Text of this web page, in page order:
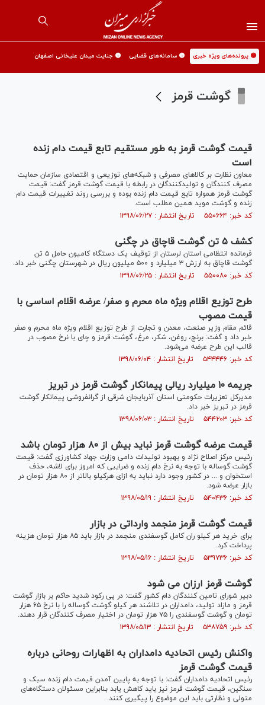
🟡 پرونده‌های ویژه خبری 🟡 سامانه‌های قضایی 🟡 جنایت میدان علیخانی اصفهان
گوشت قرمز
قیمت گوشت قرمز به طور مستقیم تابع قیمت دام زنده
است
معاون نظارت بر کالا‌های مصرفی و شبکه‌های توزیعی و اقتصادی سازمان حمایت
مصرف کنندگان و تولیدکنندگان در رابطه با قیمت گوشت قرمز گفت: قیمت
گوشت قرمز همواره تابع قیمت دام زنده بوده و بررسی روند تغییرات قیمت دام
زنده و گوشت موید همین مطلب است.
کد خبر: ۵۵۰۶۶۴ تاریخ انتشار : ۱۳۹۸/۰۶/۲۷
کشف ۵ تن گوشت قاچاق در چگنی
فرمانده انتظامی استان لرستان از توقیف یک دستگاه کامیون حامل ۵ تن
گوشت قاچاق به ارزش ۳ میلیارد و ۵۰۰ میلیون ریال در شهرستان چگنی خبر داد.
کد خبر: ۵۵۰۰۸۰ تاریخ انتشار : ۱۳۹۸/۰۶/۲۵
طرح توزیع اقلام ویژه ماه محرم و صفر/ عرضه اقلام اساسی با
قیمت مصوب
قائم مقام وزیر صنعت، معدن و تجارت از طرح توزیع اقلام ویژه ماه محرم و صفر
خبر داد و گفت: برنج، روغن، شکر، مرغ، گوشت قرمز و چای با نرخ مصوب در
قالب این طرح عرضه می‌شود.
کد خبر: ۵۴۴۴۴۶ تاریخ انتشار : ۱۳۹۸/۰۶/۰۴
جریمه ۱۰ میلیارد ریالی پیمانکار گوشت قرمز در تبریز
مدیرکل تعزیرات حکومتی استان آذربایجان شرقی از گرانفروشی پیمانکار گوشت
قرمز در تبریز خبر داد.
کد خبر: ۵۴۴۲۰۳ تاریخ انتشار : ۱۳۹۸/۰۶/۰۳
قیمت عرضه گوشت قرمز نباید بیش از ۸۰ هزار تومان باشد
رئیس مرکز اصلاح نژاد و بهبود تولیدات دامی وزارت جهاد کشاورزی گفت: قیمت
گوشت گوساله با توجه به نرخ دام زنده و ضرایبی که امروز برای لاشه، حذف
استخوان و ... در کشور وجود دارد نباید به ازای هرکیلو بالاتر از ۸۰ هزار تومان در
بازار عرضه شود.
کد خبر: ۵۴۰۴۳۶ تاریخ انتشار : ۱۳۹۸/۰۵/۱۹
قیمت گوشت قرمز منجمد وارداتی در بازار
برای خرید هر کیلو ران کامل گوسفندی منجمد در بازار باید ۸۵ هزار تومان هزینه
پرداخت کرد.
کد خبر: ۵۳۹۷۳۶ تاریخ انتشار : ۱۳۹۸/۰۵/۱۶
گوشت قرمز ارزان می شود
دبیر شورای تامین کنندگان دام کشور گفت: در پی رکود شدید حاکم بر بازار گوشت
قرمز و مازاد تولید، دامداران در تلاشند هر کیلو گوشت گوساله را با نرخ ۶۵ هزار
تومان و گوشت گوسفندی را ۷۵ هزار تومان در اختیار مصرف کنندگان قرار دهند.
کد خبر: ۵۳۸۷۵۹ تاریخ انتشار : ۱۳۹۸/۰۵/۱۳
واکنش رئیس اتحادیه دامداران به اظهارات روحانی درباره
قیمت گوشت قرمز
رئیس اتحادیه دامداران گفت: با توجه به پایین آمدن قیمت دام زنده سبک و
سنگین، قیمت گوشت قرمز نیز باید کاهش یابد بنابراین مسئولان دستگاه‌های
متولی و نظارتی باید این موضوع را پیگیری کنند.